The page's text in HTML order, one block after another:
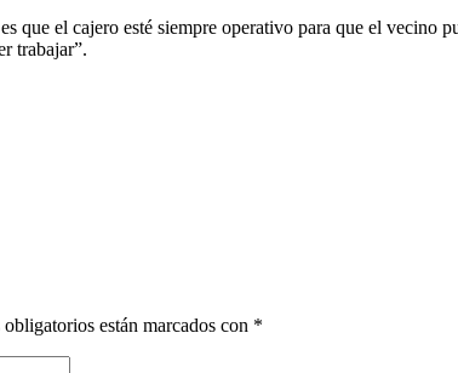
que el cajero esté siempre operativo para que el vecino
trabajar”.
están marcados con *